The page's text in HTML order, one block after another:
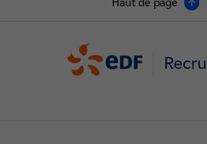
Haut de page